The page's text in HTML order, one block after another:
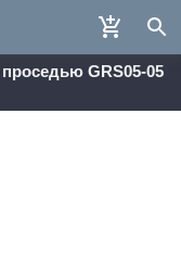
GRS05-05